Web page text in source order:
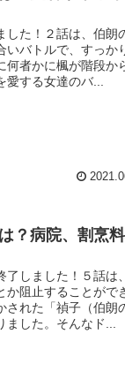
した！２話は、伯朗
いバトルで、すっか
何者かに楓が階段か
する女達のバ...
？病院、割烹
了しました！５話は
か阻止することがで
された「禎子（伯朗
した。そんなド...